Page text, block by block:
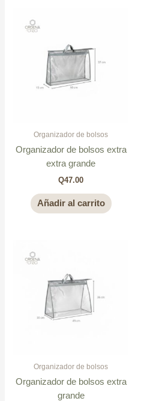
Organizador de bolsos
Organizador de bolsos extra
extra grande
Q47.00
Añadir al carrito
Organizador de bolsos
Organizador de bolsos extra
grande